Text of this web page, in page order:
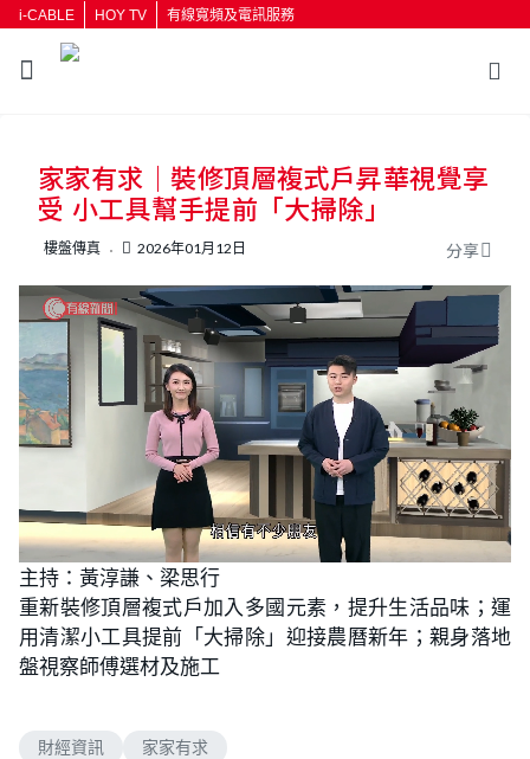
i-CABLE HOY TV 有線寬頻及電訊服務
按輸入鍵開始搜尋
家家有求｜裝修頂層複式戶昇華視覺享
受 小工具幫手提前「大掃除」
樓盤傳真 2026年01月12日 分享
U
n
m
u
t
e
L
o
a
e
d
:
2
.
0
主持：黃淳謙、梁思行
重新裝修頂層複式戶加入多國元素，提升生活品味；運
用清潔小工具提前「大掃除」迎接農曆新年；親身落地
盤視察師傅選材及施工
財經資訊 家家有求